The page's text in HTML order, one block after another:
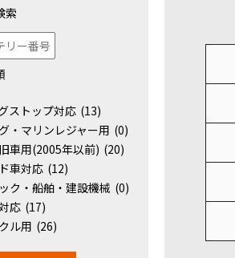
索
ストップ対応 (13)
・マリンレジャー用 (0)
車用(2005年以前) (20)
車対応 (12)
ク・船舶・建設機械 (0)
応 (17)
ル用 (26)